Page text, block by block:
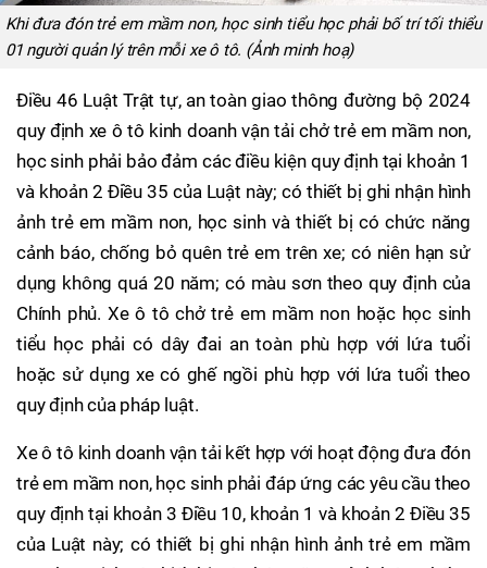
Khi đưa đón trẻ em mầm non, học sinh tiểu học phải bố trí tối thiểu
01 người quản lý trên mỗi xe ô tô. (Ảnh minh hoạ)
Điều 46 Luật Trật tự, an toàn giao thông đường bộ 2024
quy định xe ô tô kinh doanh vận tải chở trẻ em mầm non,
học sinh phải bảo đảm các điều kiện quy định tại khoản 1
và khoản 2 Điều 35 của Luật này; có thiết bị ghi nhận hình
ảnh trẻ em mầm non, học sinh và thiết bị có chức năng
cảnh báo, chống bỏ quên trẻ em trên xe; có niên hạn sử
dụng không quá 20 năm; có màu sơn theo quy định của
Chính phủ. Xe ô tô chở trẻ em mầm non hoặc học sinh
tiểu học phải có dây đai an toàn phù hợp với lứa tuổi
hoặc sử dụng xe có ghế ngồi phù hợp với lứa tuổi theo
quy định của pháp luật.
Xe ô tô kinh doanh vận tải kết hợp với hoạt động đưa đón
trẻ em mầm non, học sinh phải đáp ứng các yêu cầu theo
quy định tại khoản 3 Điều 10, khoản 1 và khoản 2 Điều 35
của Luật này; có thiết bị ghi nhận hình ảnh trẻ em mầm